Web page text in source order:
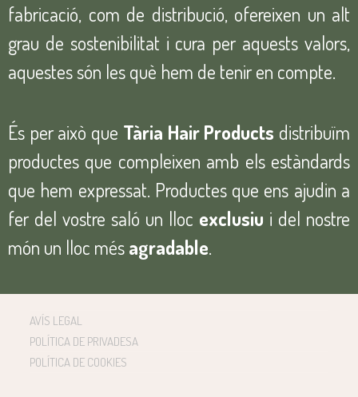
fabricació, com de distribució, ofereixen un alt
grau de sostenibilitat i cura per aquests valors,
aquestes són les què hem de tenir en compte.
És per això que Tària Hair Products distribuïm
productes que compleixen amb els estàndards
que hem expressat. Productes que ens ajudin a
fer del vostre saló un lloc exclusiu i del nostre
món un lloc mésagradable.
AVÍS LEGAL
POLÍTICA DE PRIVADESA
POLÍTICA DE COOKIES